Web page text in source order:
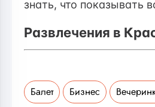
знать, что показывать
Развлечения в
Балет Бизнес